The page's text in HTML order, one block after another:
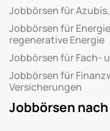
Jobbörsen für
Jobbörsen für
regenerative Energie
Jobbörsen für Fach-
Jobbörsen für
Versicherungen
Jobbörsen